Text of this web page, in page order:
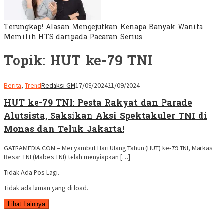
Terungkap! Alasan Mengejutkan Kenapa Banyak Wanita
Memilih HTS daripada Pacaran Serius
Topik: HUT ke-79 TNI
Berita, TrendRedaksi GM17/09/202421/09/2024
HUT ke-79 TNI: Pesta Rakyat dan Parade
Alutsista, Saksikan Aksi Spektakuler TNI di
Monas dan Teluk Jakarta!
GATRAMEDIA.COM – Menyambut Hari Ulang Tahun (HUT) ke-79 TNI, Markas
Besar TNI (Mabes TNI) telah menyiapkan […]
Tidak Ada Pos Lagi.
Tidak ada laman yang di load.
Lihat Lainnya